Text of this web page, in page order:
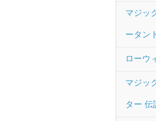
マジッ
ータン
ローウ
マジッ
ター 伝